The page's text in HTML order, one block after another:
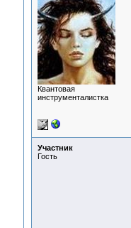
Квантовая
инструменталистка
Участник
Гость